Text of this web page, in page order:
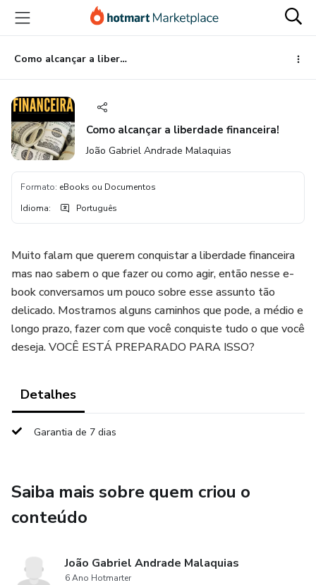
para
conteúdo
principal
para
pagamento
para
rodapé
Como alcançar a liberdade financeira!
Como alcançar a liberdade financeira!
João Gabriel Andrade Malaquias
Formato: eBooks ou Documentos
Idioma: Português
Muito falam que querem conquistar a liberdade financeira
mas nao sabem o que fazer ou como agir, então nesse e-
book conversamos um pouco sobre esse assunto tão
delicado. Mostramos alguns caminhos que pode, a médio e
longo prazo, fazer com que você conquiste tudo o que você
deseja. VOCÊ ESTÁ PREPARADO PARA ISSO?
Detalhes
Garantia de 7 dias
Saiba mais sobre quem criou o
conteúdo
João Gabriel Andrade Malaquias
6 Ano Hotmarter